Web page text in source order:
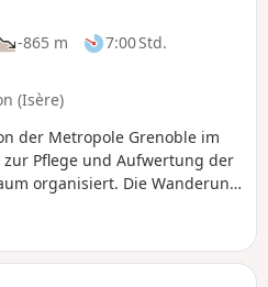
-865 m
7:00 Std.
(Isère)
der Metropole Grenoble im
Pflege und Aufwertung der
organisiert. Die Wanderung
Chartreuse-Massivs sowie
das kleine Dorf Mont-Saint-